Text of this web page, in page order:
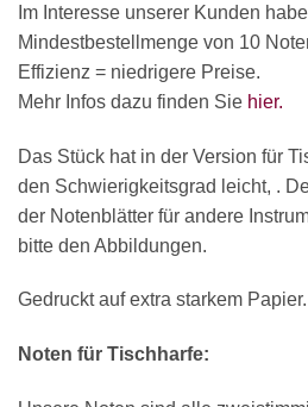
Im Interesse unserer Kunden
Mindestbestellmenge von 10
Effizienz = niedrigere Preise.
Mehr Infos dazu finden Sie hier.
Das Stück hat in der Version für
den Schwierigkeitsgrad leicht, .
der Notenblätter für andere
bitte den Abbildungen.
Gedruckt auf extra starkem Papier.
Noten für Tischharfe: